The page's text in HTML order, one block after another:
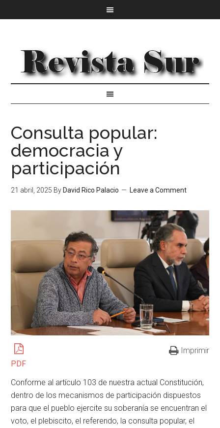
Consulta popular:
democracia y
participación
21 abril, 2025 By David Rico Palacio Leave a Comment
PDF
Imprimir
Conforme al artículo 103 de nuestra actual Constitución,
dentro de los mecanismos de participación dispuestos
para que el pueblo ejercite su soberanía se encuentran el
voto, el plebiscito, el referendo, la consulta popular, el